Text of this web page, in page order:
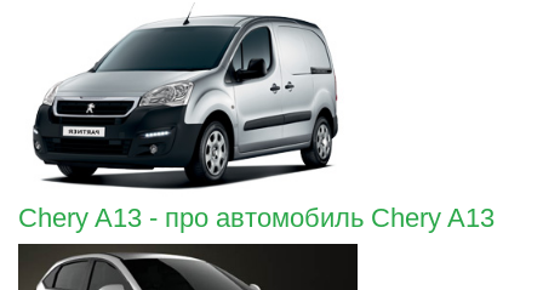
Chery A13 - про автомобиль Chery A13